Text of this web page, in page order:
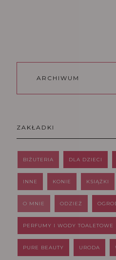
ARCHIWUM
ZAKŁADKI
BIŻUTERIA DLA DZIECI
INNE KONIE KSIĄŻKI
O MNIE ODZIEŻ
PERFUMY I WODY TOALETOWE
PURE BEAUTY URODA